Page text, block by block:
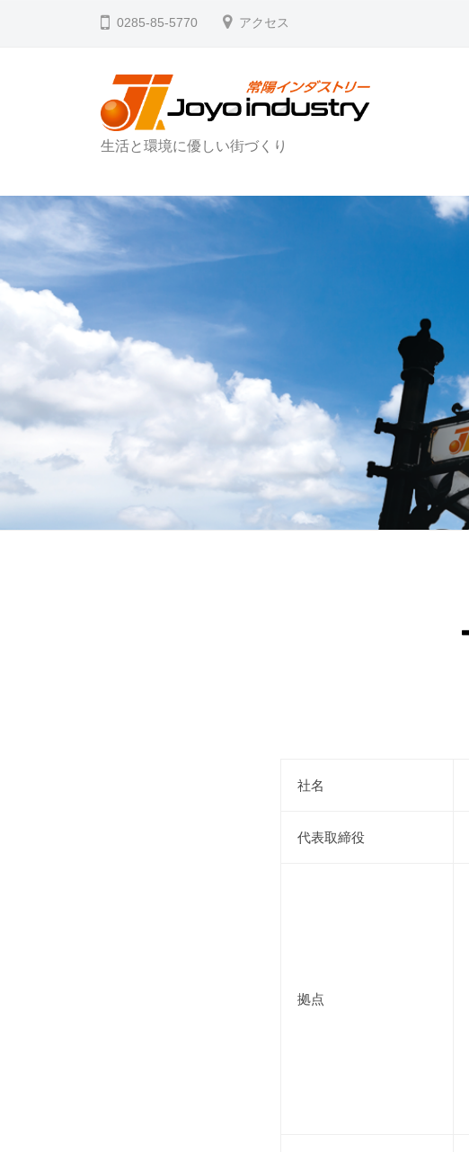
キ
ッ
0285-85-5770 アクセス
生活と環境に優しい街づくり
2021社名
代表取締役
拠点